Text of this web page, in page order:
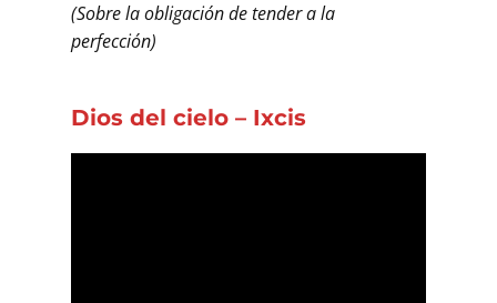
(Sobre la obligación de tender a la
perfección)
Dios del cielo – Ixcis